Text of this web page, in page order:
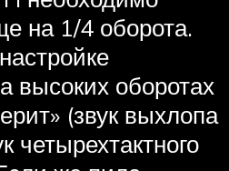
на 1/4 оборота.
высоких оборотах
(звук выхлопа
четырехтактного